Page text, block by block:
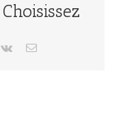
Vk Email